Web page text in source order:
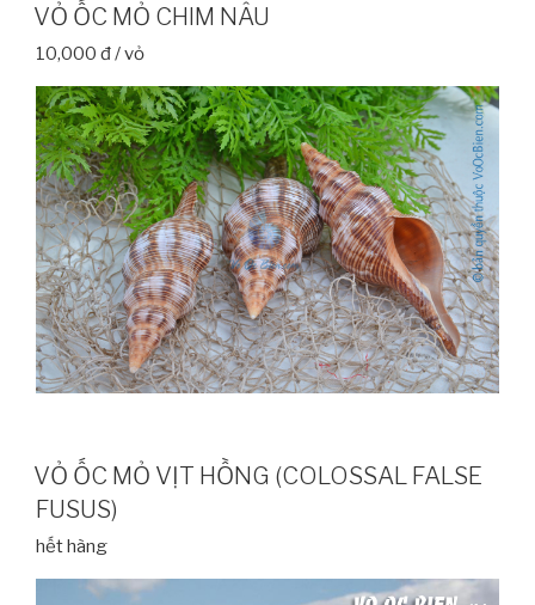
VỎ ỐC MỎ CHIM NÂU
10,000 đ / vỏ
VỎ ỐC MỎ VỊT HỒNG (COLOSSAL FALSE
FUSUS)
hết hàng